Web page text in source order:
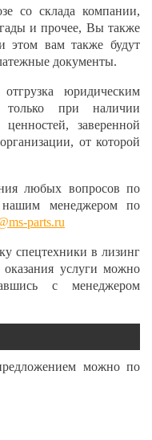
со склада компании,
и прочее, Вы также
этом вам также будут
документы.
юридическим
при наличии
заверенной
от которой
любых вопросов по
нашим менеджером по
parts.ru
спецтехники в лизинг
услуги можно
с менеджером
можно по